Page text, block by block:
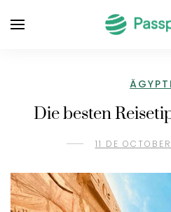
Die besten
11 DE